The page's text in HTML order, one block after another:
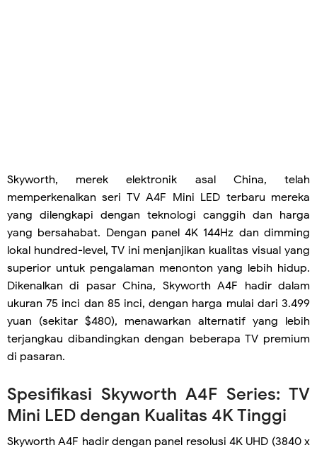
Skyworth, merek elektronik asal China, telah
memperkenalkan seri TV A4F Mini LED terbaru mereka
yang dilengkapi dengan teknologi canggih dan harga
yang bersahabat. Dengan panel 4K 144Hz dan dimming
lokal hundred-level, TV ini menjanjikan kualitas visual yang
superior untuk pengalaman menonton yang lebih hidup.
Dikenalkan di pasar China, Skyworth A4F hadir dalam
ukuran 75 inci dan 85 inci, dengan harga mulai dari 3.499
yuan (sekitar $480), menawarkan alternatif yang lebih
terjangkau dibandingkan dengan beberapa TV premium
di pasaran.
Spesifikasi Skyworth A4F Series: TV
Mini LED dengan Kualitas 4K Tinggi
Skyworth A4F hadir dengan panel resolusi 4K UHD (3840 x